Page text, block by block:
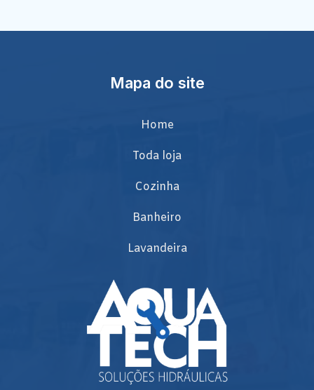
Mapa do site
Home
Toda loja
Cozinha
Banheiro
Lavandeira